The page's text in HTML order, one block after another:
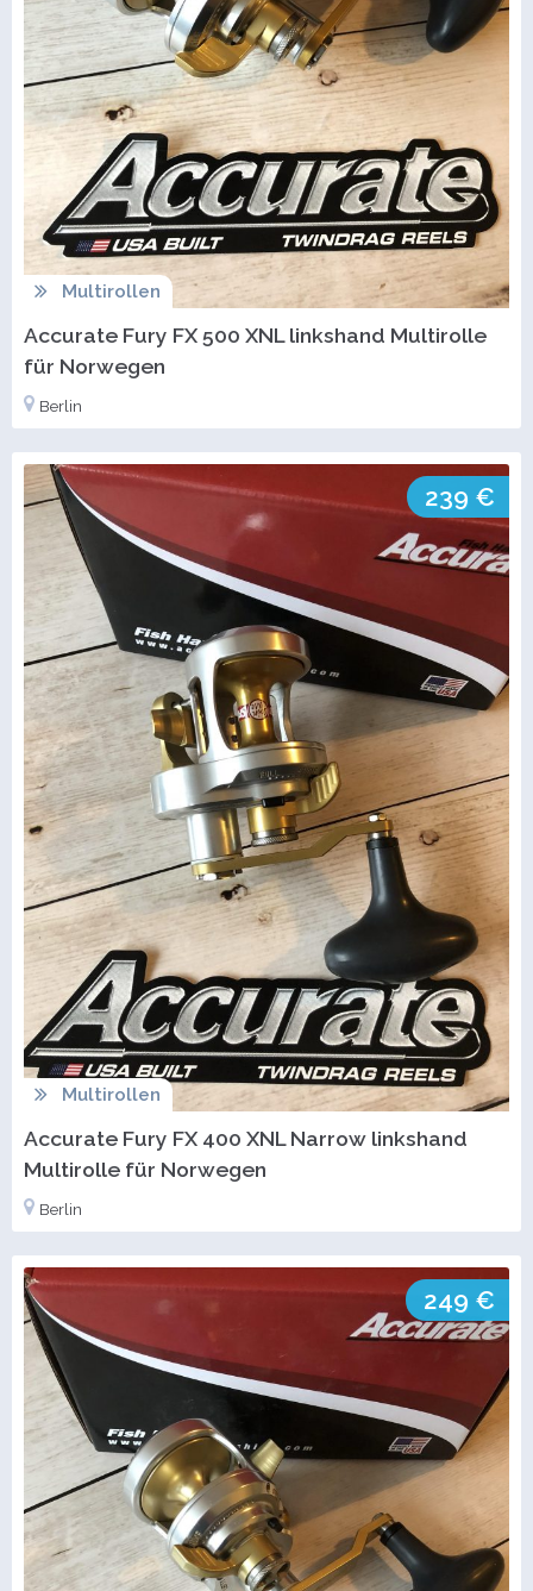
Multirollen
Accurate Fury FX 500 XNL linkshand Multirolle
für Norwegen
Berlin
239 €
Multirollen
Accurate Fury FX 400 XNL Narrow linkshand
Multirolle für Norwegen
Berlin
249 €